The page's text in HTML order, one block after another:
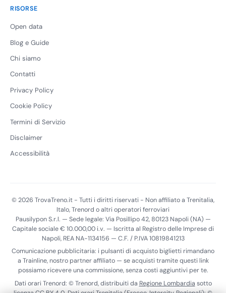
RISORSE
Open data
Blog e Guide
Chi siamo
Contatti
Privacy Policy
Cookie Policy
Termini di Servizio
Disclaimer
Accessibilità
© 2026 TrovaTreno.it - Tutti i diritti riservati - Non affiliato a Trenitalia,
Italo, Trenord o altri operatori ferroviari
Pausilypon S.r.l. — Sede legale: Via Posillipo 42, 80123 Napoli (NA) —
Capitale sociale € 10.000,00 i.v. — Iscritta al Registro delle Imprese di
Napoli, REA NA-1134156 — C.F. / P.IVA 10819841213
Comunicazione pubblicitaria: i pulsanti di acquisto biglietti rimandano
a Trainline, nostro partner affiliato — se acquisti tramite questi link
possiamo ricevere una commissione, senza costi aggiuntivi per te.
Dati orari Trenord: © Trenord, distribuiti da Regione Lombardia sotto